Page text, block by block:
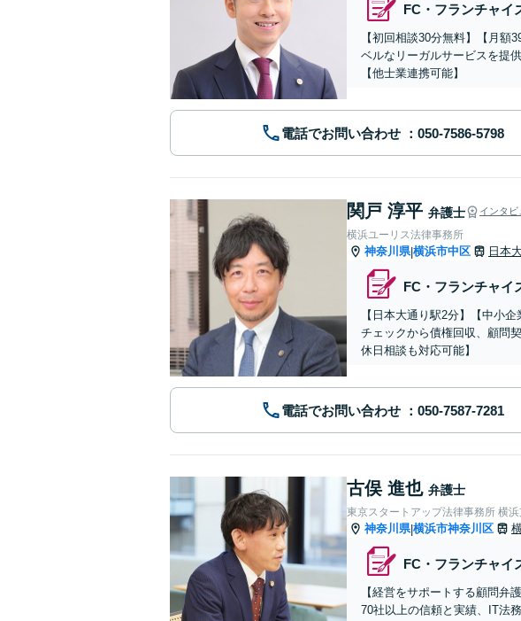
FC・フランチャイ
【初回相談30分無料】【月
ベルなリーガルサービスを提
【他士業連携可能】
電話でお問い合わせ
関戸 淳平 弁護士 インタビ
横浜ユーリス法律事務所
神奈川県|横浜市中区 日本
FC・フランチャイ
【日本大通り駅2分】【中小
チェックから債権回収、顧問
休日相談も対応可能】
電話でお問い合わせ
古俣 進也 弁護士
東京スタートアップ法律事務所 横
神奈川県|横浜市神奈川区
FC・フランチャイ
【経営をサポートする顧問弁
70社以上の信頼と実績、IT法